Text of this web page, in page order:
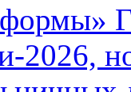
2026,